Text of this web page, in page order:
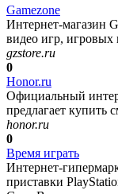
Gamezone
Интернет-магазин
видео игр, игровых
gzstore.ru
0
Honor.ru
Официальный
предлагает купить
honor.ru
0
Время играть
Интернет-
приставки